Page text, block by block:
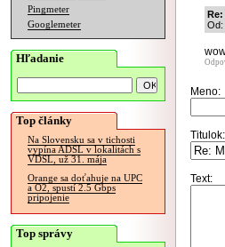
Pingmeter
Googlemeter
Hľadanie
Top články
Na Slovensku sa v tichosti
vypína ADSL v lokalitách s
VDSL, už 31. mája
Orange sa doťahuje na UPC
a O2, spustí 2.5 Gbps
pripojenie
Top správy
Re:
Od:
Meno:
Titulok:
Text: